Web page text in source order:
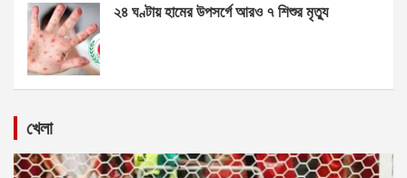
২৪ ঘণ্টায় হামের উপসর্গে আরও ৭ শিশুর মৃত্যু
খেলা